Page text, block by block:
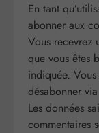
En tant
abonner aux
Vous recevrez
que vous êtes
indiquée.
désabonner
Les données
commentaires